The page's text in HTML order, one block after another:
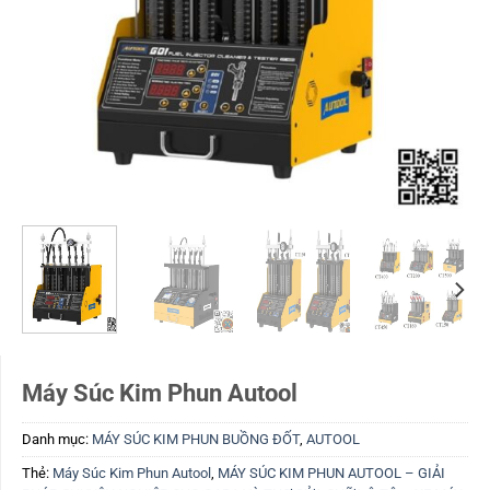
Máy Súc Kim Phun Autool
Danh mục: MÁY SÚC KIM PHUN BUỒNG ĐỐT, AUTOOL
Thẻ: Máy Súc Kim Phun Autool MÁY SÚC KIM PHUN AUTOOL – GIẢI